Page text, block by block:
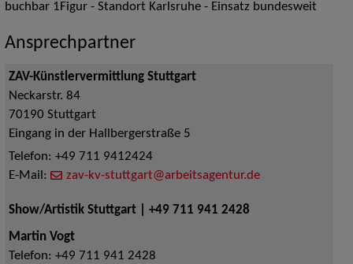
buchbar 1Figur - Standort Karlsruhe - Einsatz bundesweit
Ansprechpartner
ZAV-Künstlervermittlung Stuttgart
Neckarstr. 84
70190 Stuttgart
Eingang in der Hallbergerstraße 5
Telefon: +49 711 9412424
E-Mail:
zav-kv-stuttgart@arbeitsagentur.de
Show/Artistik Stuttgart | +49 711 941 2428
Martin Vogt
Telefon: +49 711 941 2428